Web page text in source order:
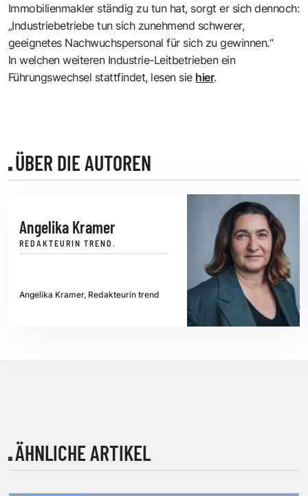
Immobilienmakler ständig zu tun hat, sorgt er sich dennoch:
„Industriebetriebe tun sich zunehmend schwerer,
geeignetes Nachwuchspersonal für sich zu gewinnen.“
In welchen weiteren Industrie-Leitbetrieben ein
Führungswechsel stattfindet, lesen sie hier.
ÜBER DIE AUTOREN
Angelika Kramer
REDAKTEURIN TREND.
Angelika Kramer, Redakteurin trend
ÄHNLICHE ARTIKEL